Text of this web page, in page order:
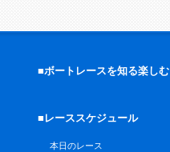
■ボートレースを知る楽しむ
■レーススケジュール
本日のレース